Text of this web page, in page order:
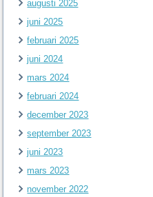
augusti 2025
juni 2025
februari 2025
juni 2024
mars 2024
februari 2024
december 2023
september 2023
juni 2023
mars 2023
november 2022